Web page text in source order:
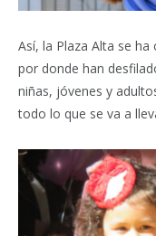
Así, la Plaza Alta se
por donde han
niñas, jóvenes y
todo lo que se va a